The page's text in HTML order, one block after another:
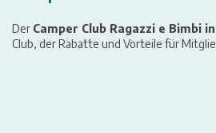
Der Camper Club Ragazzi e Bimbi
Club, der Rabatte und Vorteile für